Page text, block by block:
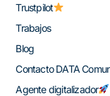
Trustpilot
Trabajos
Blog
Contacto DATA
Agente digitalizador